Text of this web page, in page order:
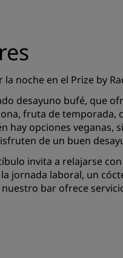
noche en el Prize by
desayuno bufé, que
fruta de temporada,
hay opciones veganas,
de un buen
invita a relajarse
jornada laboral, un
bar ofrece